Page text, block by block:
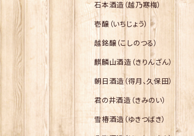
石本酒造（越乃寒梅）
壱醸（いちじょう）
越銘醸（こしのつる）
麒麟山酒造（きりんざん）
朝日酒造（得月、久保田）
君の井酒造（きみのい）
雪椿酒造（ゆきつばき）